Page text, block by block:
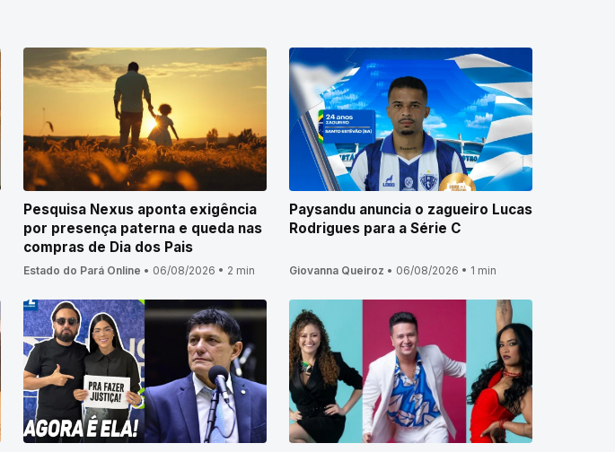
Pesquisa Nexus aponta exigência
por presença paterna e queda nas
compras de Dia dos Pais
Estado do Pará Online • 06/08/2026 • 2 min
Paysandu anuncia o zagueiro Lucas
Rodrigues para a Série C
Giovanna Queiroz • 06/08/2026 • 1 min